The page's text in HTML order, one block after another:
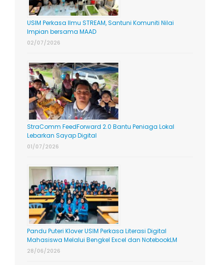
USIM Perkasa Ilmu STREAM, Santuni Komuniti Nilai
Impian bersama MAAD
02/07/2026
StraComm FeedForward 2.0 Bantu Peniaga Lokal
Lebarkan Sayap Digital
01/07/2026
Pandu Puteri Klover USIM Perkasa Literasi Digital
Mahasiswa Melalui Bengkel Excel dan NotebookLM
28/06/2026